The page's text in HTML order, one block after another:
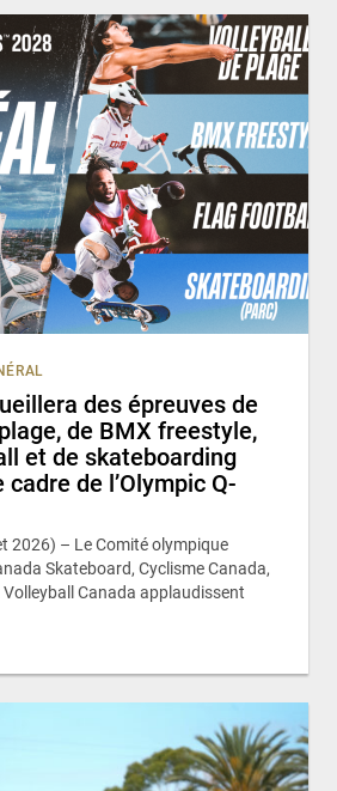
des épreuves de
de BMX freestyle,
et de skateboarding
de l’Olympic Q-
2026) – Le Comité olympique
Skateboard, Cyclisme Canada,
Canada applaudissent